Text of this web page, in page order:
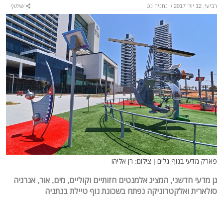
רביעי, 12 יולי 2017 / נתניה נט שיתוף
פארק מדעי בנוף גלים | צילום: רן אליהו
גן מדעי חדשני, המציג אלמנטים חזותיים וקוליים, מים, אור, אנרגיה
סולארית ואלקטרוניקה נפתח בשכונת נוף טיילת בנתניה